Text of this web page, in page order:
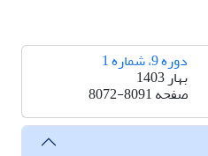
دوره 9، شماره 1
بهار 1403
صفحه8072-8091